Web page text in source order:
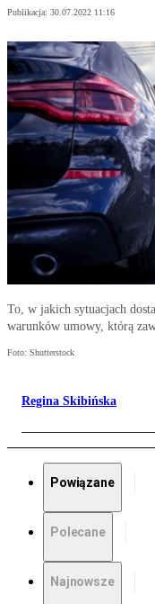
Publikacja: 30.07.2022 11:16
To, w jakich sytuacjach
warunków umowy, którą
Foto: Shutterstock
Regina Skibińska
Powiązane
Polecane
Najnowsze